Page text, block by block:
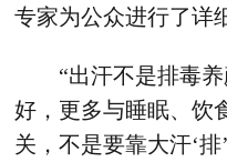
专家为公众进行了详
“出汗不是排毒
好，更多与睡眠、饮
关，不是要靠大汗‘